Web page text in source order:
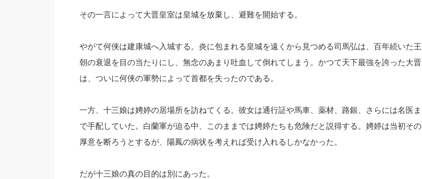
その一言によって大晋皇室は皇城を放棄し、避難を開始する。
やがて何侠は建康城へ入城する。炎に包まれる皇城を遠くから見つめる司馬弘は、百年続いた王
朝の衰退を目の当たりにし、無念のあまり吐血して倒れてしまう。かつて天下最強を誇った大晋
は、ついに何侠の軍勢によって首都を失ったのである。
一方、十三娘は娉婷の居場所を訪ねてくる。彼女は通行証や馬車、薬材、路銀、さらには名医ま
で手配していた。白蘭軍が迫る中、このままでは娉婷たちも危険だと説得する。娉婷は当初その
厚意を断ろうとするが、陽鳳の病状を考えれば受け入れるしかなかった。
だが十三娘の真の目的は別にあった。